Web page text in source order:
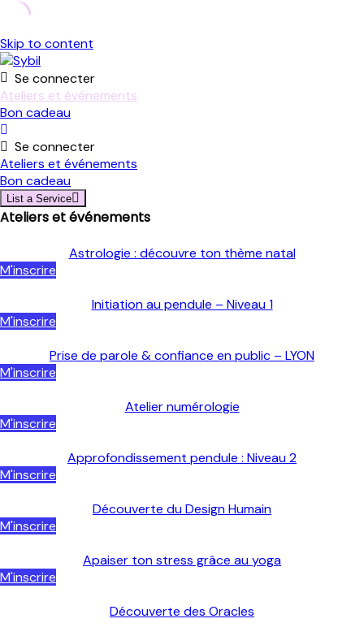
Skip to content
Se connecter
Ateliers et événements
Bon cadeau
Se connecter
Ateliers et événements
Bon cadeau
List a Service
Ateliers et événements
Astrologie : découvre ton thème natal
M'inscrire
Initiation au pendule – Niveau 1
M'inscrire
Prise de parole & confiance en public – LYON
M'inscrire
Atelier numérologie
M'inscrire
Approfondissement pendule : Niveau 2
M'inscrire
Découverte du Design Humain
M'inscrire
Apaiser ton stress grâce au yoga
M'inscrire
Découverte des Oracles